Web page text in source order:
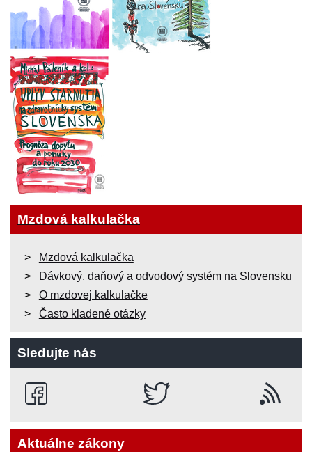
Mzdová kalkulačka
Mzdová kalkulačka
Dávkový, daňový a odvodový systém na Slovensku
O mzdovej kalkulačke
Často kladené otázky
Sledujte nás
Aktuálne zákony